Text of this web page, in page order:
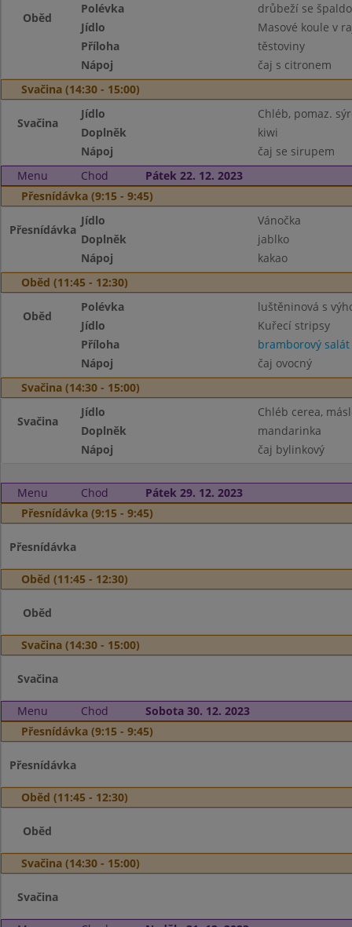
Oběd
Polévka
drůbeží se
Jídlo
Masové koule v
Příloha
těstoviny
Nápoj
čaj s citronem
Svačina (14:30 - 15:00)
Svačina
Jídlo
Chléb, pomaz.
Doplněk
kiwi
Nápoj
čaj se sirupem
Menu
Chod
Pátek 22. 12. 2023
Přesnídávka (9:15 - 9:45)
Přesnídávka
Jídlo
Vánočka
Doplněk
jablko
Nápoj
kakao
Oběd (11:45 - 12:30)
Oběd
Polévka
luštěninová s
Jídlo
Kuřecí stripsy
Příloha
bramborový salát
Nápoj
čaj ovocný
Svačina (14:30 - 15:00)
Svačina
Jídlo
Chléb cerea,
Doplněk
mandarinka
Nápoj
čaj bylinkový
Menu Chod
Pátek 29. 12. 2023
Přesnídávka (9:15 - 9:45)
Přesnídávka
Oběd (11:45 - 12:30)
Oběd
Svačina (14:30 - 15:00)
Svačina
Menu Chod
Sobota 30. 12. 2023
Přesnídávka (9:15 - 9:45)
Přesnídávka
Oběd (11:45 - 12:30)
Oběd
Svačina (14:30 - 15:00)
Svačina